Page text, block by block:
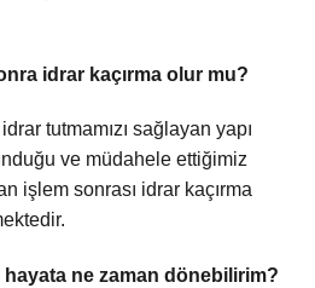
idrar kaçırma olur mu?
tutmamızı sağlayan yapı
ve müdahele ettiğimiz
işlem sonrası idrar kaçırma
hayata ne zaman dönebilirim?